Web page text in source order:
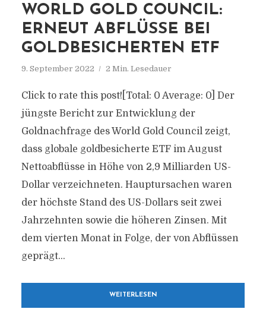
WORLD GOLD COUNCIL:
ERNEUT ABFLÜSSE BEI
GOLDBESICHERTEN ETF
9. September 2022 2 Min. Lesedauer
Click to rate this post![Total: 0 Average: 0] Der
jüngste Bericht zur Entwicklung der
Goldnachfrage des World Gold Council zeigt,
dass globale goldbesicherte ETF im August
Nettoabflüsse in Höhe von 2,9 Milliarden US-
Dollar verzeichneten. Hauptursachen waren
der höchste Stand des US-Dollars seit zwei
Jahrzehnten sowie die höheren Zinsen. Mit
dem vierten Monat in Folge, der von Abflüssen
geprägt...
WEITERLESEN